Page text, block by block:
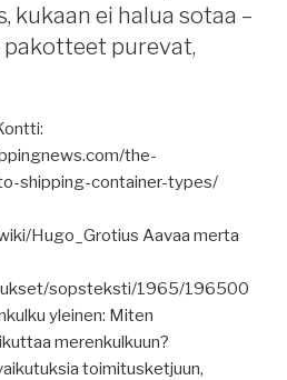
kukaan ei halua sotaa –
purevat,
the-
shipping-container-types/
Hugo_Grotius Aavaa merta
sopsteksti/1965/196500
yleinen: Miten
merenkulkuun?
toimitusketjuun,